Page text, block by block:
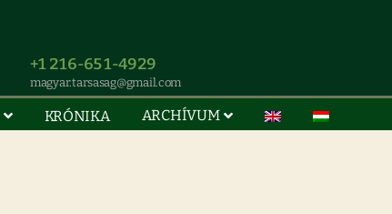
+1 216-651-4929
magyar.tarsasag@gmail.com
KRÓNIKA ARCHÍVUM